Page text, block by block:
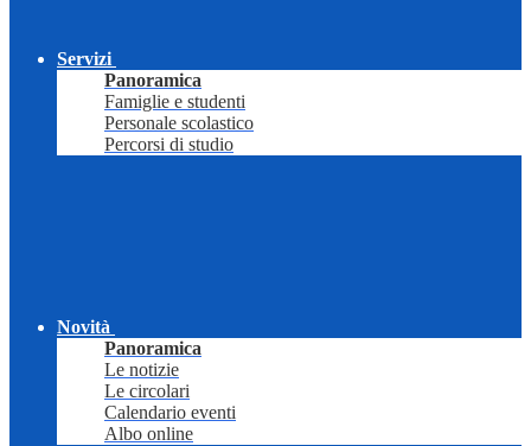
Servizi
Panoramica
Famiglie e studenti
Personale scolastico
Percorsi di studio
Novità
Panoramica
Le notizie
Le circolari
Calendario eventi
Albo online